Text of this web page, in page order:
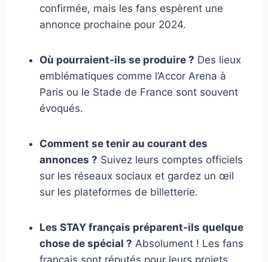
confirmée, mais les fans espèrent une
annonce prochaine pour 2024.
Où pourraient-ils se produire ? Des lieux
emblématiques comme l’Accor Arena à
Paris ou le Stade de France sont souvent
évoqués.
Comment se tenir au courant des
annonces ? Suivez leurs comptes officiels
sur les réseaux sociaux et gardez un œil
sur les plateformes de billetterie.
Les STAY français préparent-ils quelque
chose de spécial ? Absolument ! Les fans